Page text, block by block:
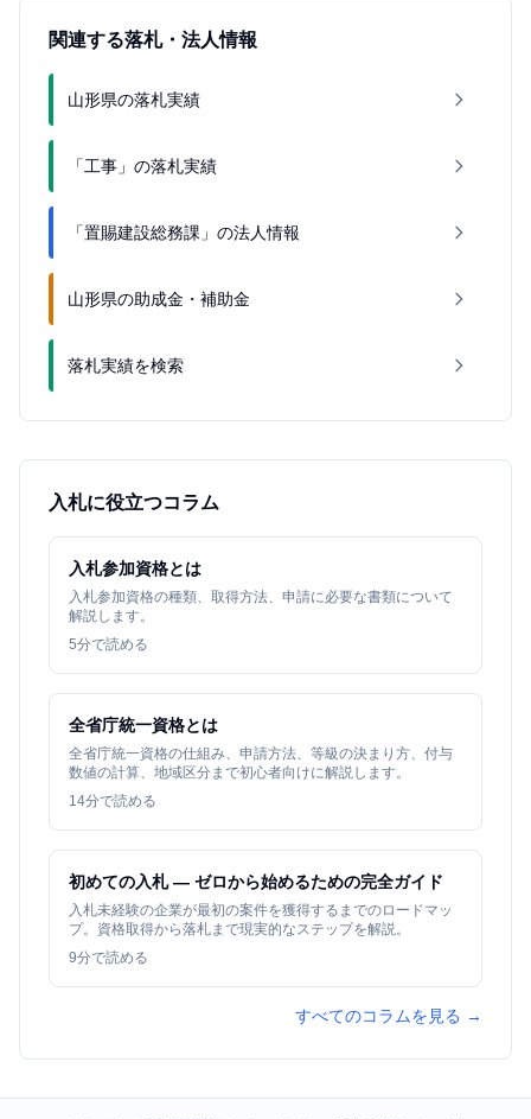
関連する落札・法人情報
山形県の落札実績
「工事」の落札実績
「置賜建設総務課」の法人情報
山形県の助成金・補助金
落札実績を検索
入札に役立つコラム
入札参加資格とは
入札参加資格の種類、取得方法、申請に必要な書類について
解説します。
5分で読める
全省庁統一資格とは
全省庁統一資格の仕組み、申請方法、等級の決まり方、付与
数値の計算、地域区分まで初心者向けに解説します。
14分で読める
初めての入札 — ゼロから始めるための完全ガイド
入札未経験の企業が最初の案件を獲得するまでのロードマッ
プ。資格取得から落札まで現実的なステップを解説。
9分で読める
すべてのコラムを見る →